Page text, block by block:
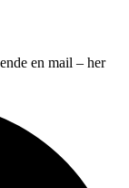
en mail – her